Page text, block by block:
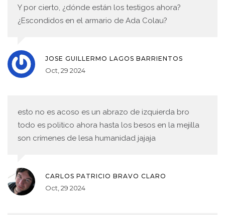
Y por cierto, ¿dónde están los testigos ahora?
¿Escondidos en el armario de Ada Colau?
JOSE GUILLERMO LAGOS BARRIENTOS
Oct, 29 2024
esto no es acoso es un abrazo de izquierda bro
todo es politico ahora hasta los besos en la mejilla
son crímenes de lesa humanidad jajaja
CARLOS PATRICIO BRAVO CLARO
Oct, 29 2024